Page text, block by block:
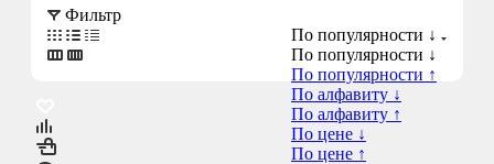
Фильтр
По популярности ↓
По популярности ↓
По популярности ↑
По алфавиту ↓
По алфавиту ↑
По цене ↓
По цене ↑